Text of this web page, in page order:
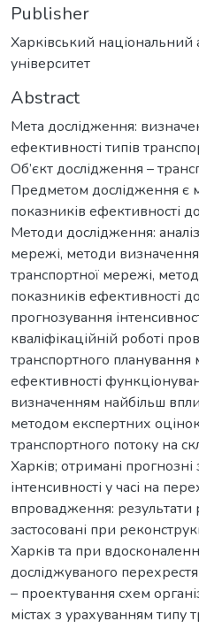
Publisher
Харківський
університет
Abstract
Мета дослідження:
ефективності типів
Об’єкт дослідження –
Предметом дослідження є
показників ефективності
Методи дослідження:
мережі, методи
транспортної мережі,
показників ефективності
прогнозування
кваліфікаційній роботі
транспортного планування
ефективності
визначенням найбільш
методом експертних
транспортного потоку на
Харків; отримані
інтенсивності у часі на
впровадження: результати
застосовані при
Харків та при
досліджуваного
– проектування схем
містах з урахуванням типу